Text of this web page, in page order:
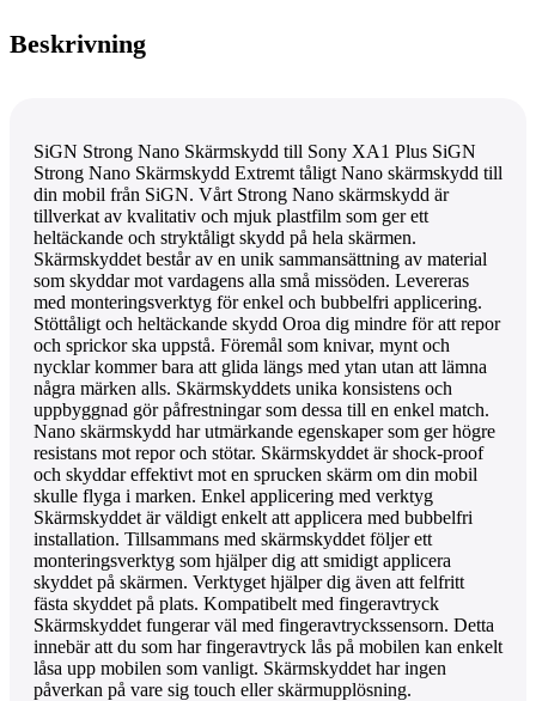
Beskrivning
SiGN Strong Nano Skärmskydd till Sony XA1 Plus SiGN
Strong Nano Skärmskydd Extremt tåligt Nano skärmskydd till
din mobil från SiGN. Vårt Strong Nano skärmskydd är
tillverkat av kvalitativ och mjuk plastfilm som ger ett
heltäckande och stryktåligt skydd på hela skärmen.
Skärmskyddet består av en unik sammansättning av material
som skyddar mot vardagens alla små missöden. Levereras
med monteringsverktyg för enkel och bubbelfri applicering.
Stöttåligt och heltäckande skydd Oroa dig mindre för att repor
och sprickor ska uppstå. Föremål som knivar, mynt och
nycklar kommer bara att glida längs med ytan utan att lämna
några märken alls. Skärmskyddets unika konsistens och
uppbyggnad gör påfrestningar som dessa till en enkel match.
Nano skärmskydd har utmärkande egenskaper som ger högre
resistans mot repor och stötar. Skärmskyddet är shock-proof
och skyddar effektivt mot en sprucken skärm om din mobil
skulle flyga i marken. Enkel applicering med verktyg
Skärmskyddet är väldigt enkelt att applicera med bubbelfri
installation. Tillsammans med skärmskyddet följer ett
monteringsverktyg som hjälper dig att smidigt applicera
skyddet på skärmen. Verktyget hjälper dig även att felfritt
fästa skyddet på plats. Kompatibelt med fingeravtryck
Skärmskyddet fungerar väl med fingeravtryckssensorn. Detta
innebär att du som har fingeravtryck lås på mobilen kan enkelt
låsa upp mobilen som vanligt. Skärmskyddet har ingen
påverkan på vare sig touch eller skärmupplösning.